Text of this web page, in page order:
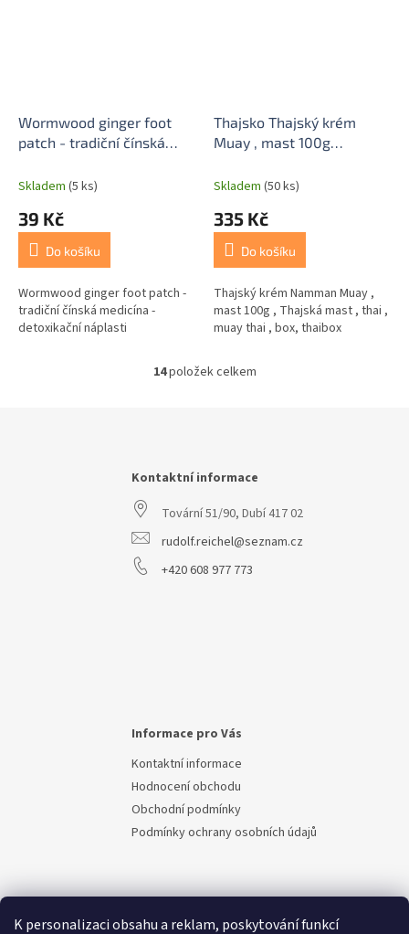
K personalizaci obsahu a reklam, poskytování funkcí
Wormwood ginger foot
patch - tradiční čínská
náplasti
Skladem (5 ks)
39 Kč
Do košíku
Wormwood ginger foot patch -
tradiční čínská medicína -
detoxikační náplasti
Thajsko Thajský krém
Muay , mast 100g
2.0, nová receptura
Skladem (50 ks)
335 Kč
Do košíku
Thajský krém Namman Muay ,
mast 100g , Thajská mast , thai ,
muay thai , box, thaibox
O
c
p
r
k
14položek celkem
Kontaktní informace
Tovární 51/90, Dubí 417 02
rudolf.reichel@seznam.cz
+420 608 977 773
Informace pro Vás
Kontaktní informace
Hodnocení obchodu
Obchodní podmínky
Podmínky ochrany osobních údajů